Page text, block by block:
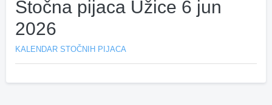
Stočna pijaca Užice 6 jun
2026
KALENDAR STOČNIH PIJACA